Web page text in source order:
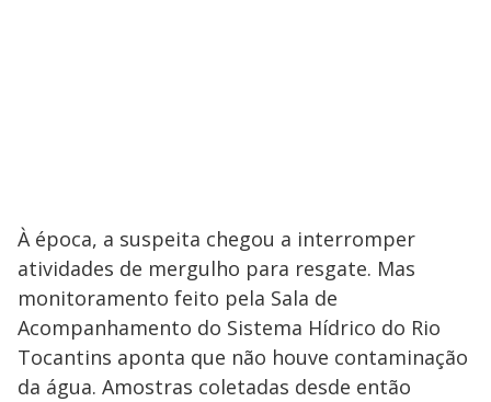
À época, a suspeita chegou a interromper
atividades de mergulho para resgate. Mas
monitoramento feito pela Sala de
Acompanhamento do Sistema Hídrico do Rio
Tocantins aponta que não houve contaminação
da água. Amostras coletadas desde então